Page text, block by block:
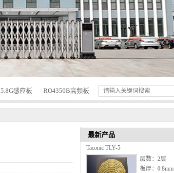
5.8G感应板 RO4350B高频板
最新产品
Taconic TLY-5
层数：2层
板厚：0.8mm